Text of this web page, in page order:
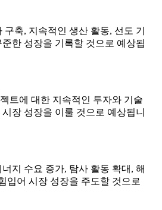
축, 지속적인 생산 활동, 선도 기
한 성장을 기록할 것으로 예상됩
트에 대한 지속적인 투자와 기술
장 성장을 이룰 것으로 예상됩니
지 수요 증가, 탐사 활동 확대, 해
입어 시장 성장을 주도할 것으로